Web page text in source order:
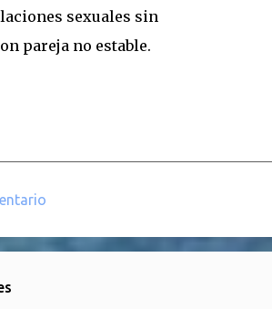
sexuales sin
pareja no estable.